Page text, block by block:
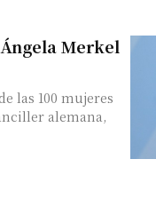
Merkel
las 100 mujeres
alemana,